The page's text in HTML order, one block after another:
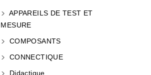
APPAREILS DE TEST ET
MESURE
COMPOSANTS
CONNECTIQUE
Didactique